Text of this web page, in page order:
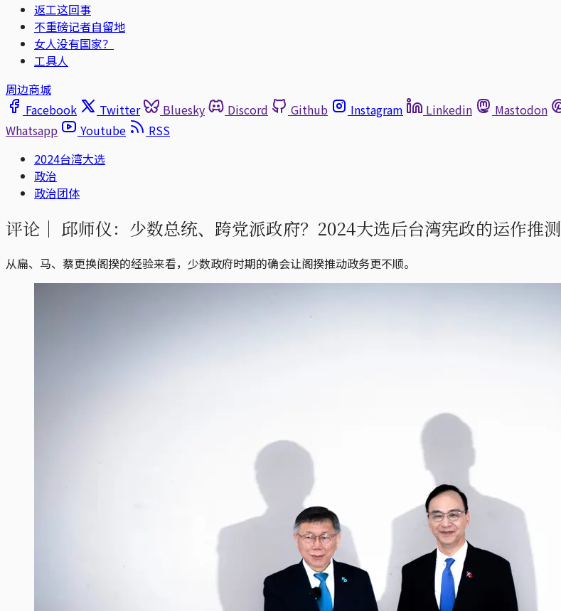
返工这回事
不重磅记者自留地
女人没有国家？
工具人
周边商城
Facebook
Twitter Bluesky Discord Github Instagram Linkedin Mastodon
Whatsapp
Youtube
RSS
2024台湾大选
政治
政治团体
评论｜ 邱师仪：少数总统、跨党派政府？2024大选后台湾宪政的运作推测
从扁、马、蔡更换阁揆的经验来看，少数政府时期的确会让阁揆推动政务更不顺。